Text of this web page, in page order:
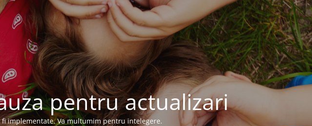
pentru actualizari
implementate. Va multumim pentru intelegere.